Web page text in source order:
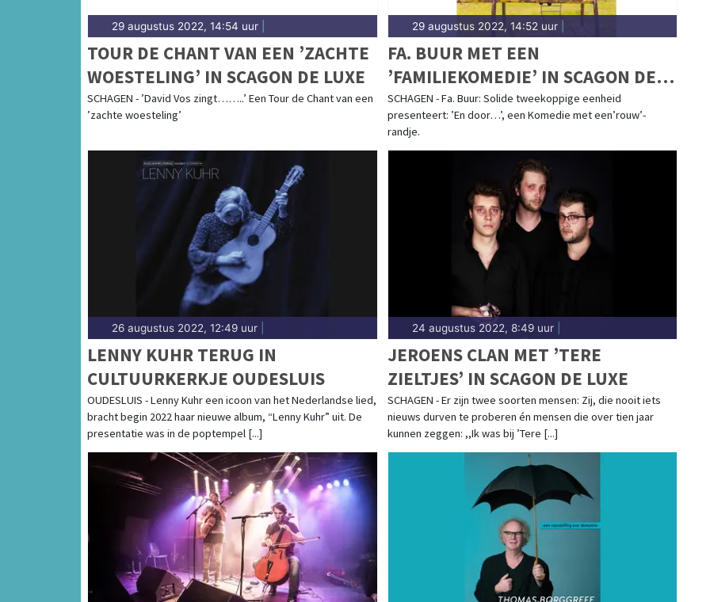
29 augustus 2022, 14:54 uur
TOUR DE CHANT VAN EEN ’ZACHTE
WOESTELING’ IN SCAGON DE LUXE
SCHAGEN - ’David Vos zingt……..’ Een Tour de Chant van een
’zachte woesteling’
29 augustus 2022, 14:52 uur|
FA. BUUR MET EEN
’FAMILIEKOMEDIE’ IN SCAGON DE
LUXE
SCHAGEN - Fa. Buur: Solide tweekoppige eenheid
presenteert: ’En door…’, een Komedie met een’rouw’-
randje.
26 augustus 2022, 12:49 uur
LENNY KUHR TERUG IN
CULTUURKERKJE OUDESLUIS
OUDESLUIS - Lenny Kuhr een icoon van het Nederlandse lied,
bracht begin 2022 haar nieuwe album, “Lenny Kuhr” uit. De
presentatie was in de poptempel [...]
24 augustus 2022, 8:49 uur|
JEROENS CLAN MET ’TERE
ZIELTJES’ IN SCAGON DE LUXE
SCHAGEN - Er zijn twee soorten mensen: Zij, die nooit iets
nieuws durven te proberen én mensen die over tien jaar
kunnen zeggen: ,,Ik was bij ’Tere [...]